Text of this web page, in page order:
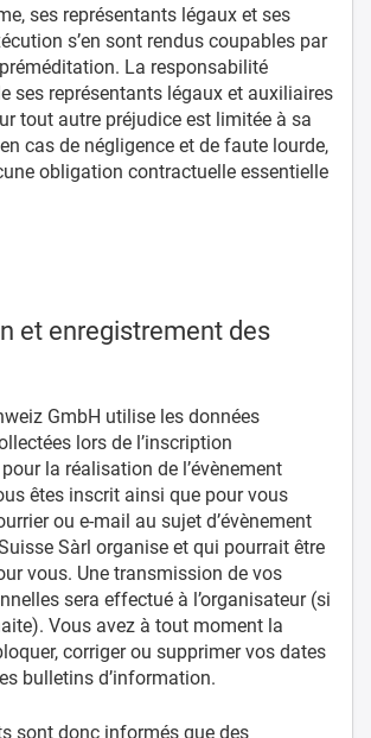
ses représentants légaux et ses
s’en sont rendus coupables par
La responsabilité
ses représentants légaux et auxiliaires
tout autre préjudice est limitée à sa
cas de négligence et de faute lourde,
obligation contractuelle essentielle
et enregistrement des
GmbH utilise les données
lors de l’inscription
la réalisation de l’évènement
êtes inscrit ainsi que pour vous
ou e-mail au sujet d’évènement
Sàrl organise et qui pourrait être
vous. Une transmission de vos
sera effectué à l’organisateur (si
Vous avez à tout moment la
corriger ou supprimer vos dates
bulletins d’information.
sont donc informés que des